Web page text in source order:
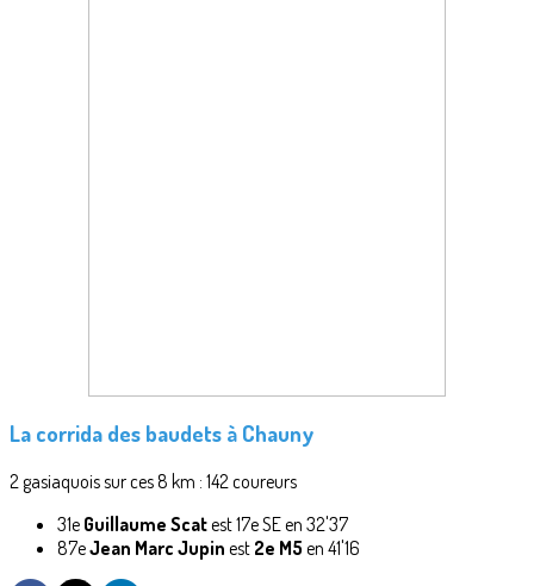
La corrida des baudets à Chauny
2 gasiaquois sur ces 8 km : 142 coureurs
31e Guillaume Scatest 17e SE en 32'37
87eJean Marc Jupin est 2e M5 en 41'16